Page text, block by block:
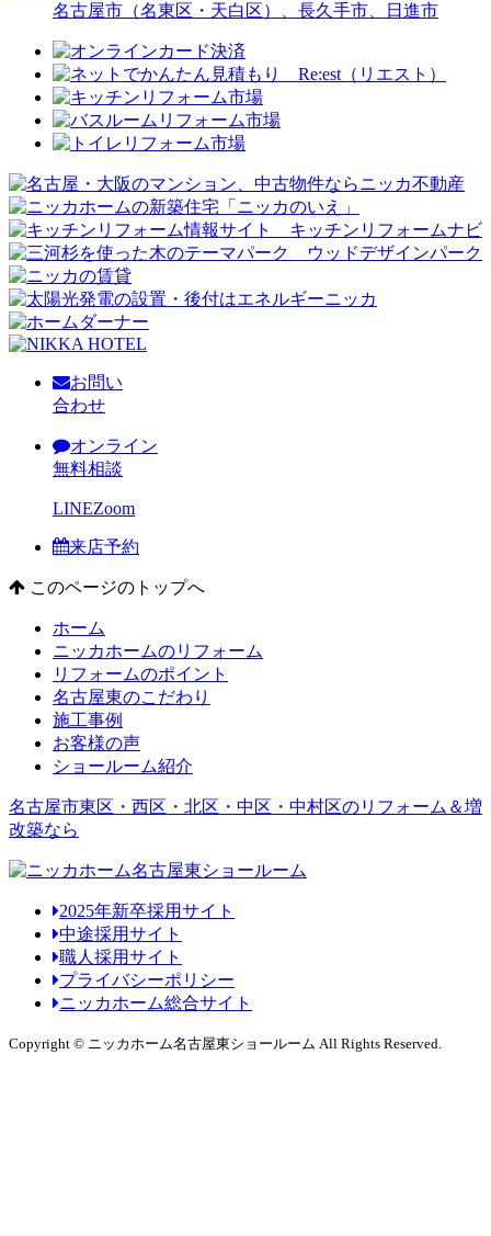
名古屋市（名東区・天白区）、長久手市、日進市
お問い
合わせ
オンライン
無料相談
LINEZoom
来店予約
このページのトップへ
ホーム
ニッカホームのリフォーム
リフォームのポイント
名古屋東のこだわり
施工事例
お客様の声
ショールーム紹介
名古屋市東区・西区・北区・中区・中村区のリフォーム＆増
改築なら
2025年新卒採用サイト
中途採用サイト
職人採用サイト
プライバシーポリシー
ニッカホーム総合サイト
Copyright © ニッカホーム名古屋東ショールーム All Rights Reserved.